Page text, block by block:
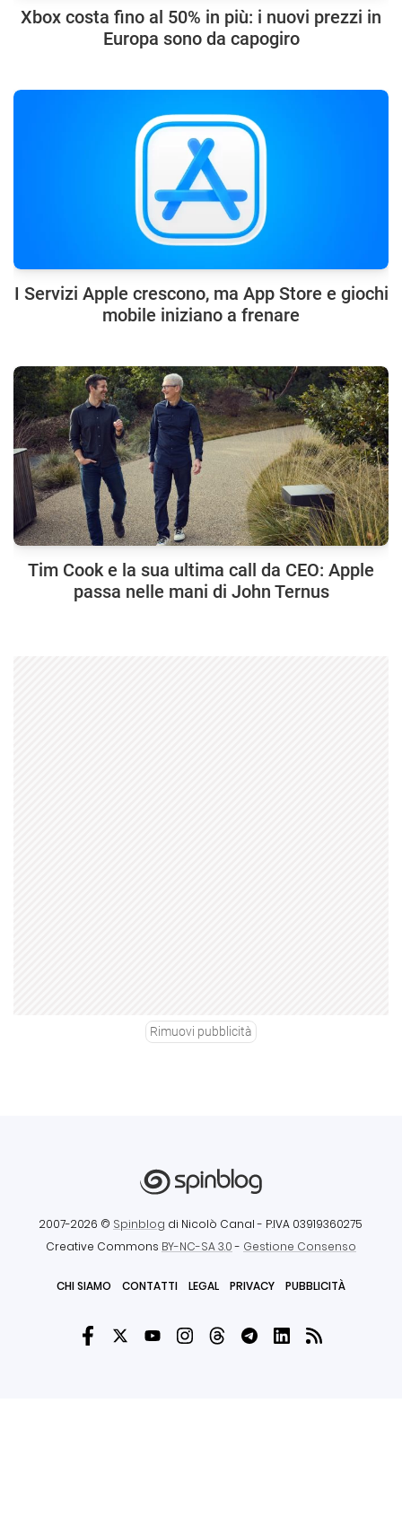
Xbox costa fino al 50% in più: i nuovi prezzi in
Europa sono da capogiro
I Servizi Apple crescono, ma App Store e giochi
mobile iniziano a frenare
Tim Cook e la sua ultima call da CEO: Apple
passa nelle mani di John Ternus
Rimuovi pubblicità
2007-2026 © Spinblog di Nicolò Canal - P.IVA 03919360275
Creative Commons BY-NC-SA 3.0- Gestione Consenso
CHI SIAMO CONTATTI LEGAL PRIVACY PUBBLICITÀ